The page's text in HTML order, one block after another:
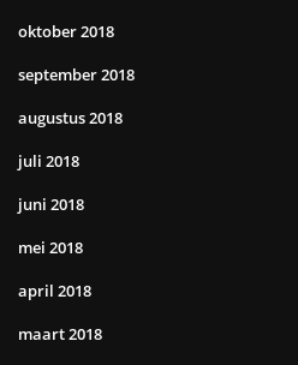
oktober 2018
september 2018
augustus 2018
juli 2018
juni 2018
mei 2018
april 2018
maart 2018